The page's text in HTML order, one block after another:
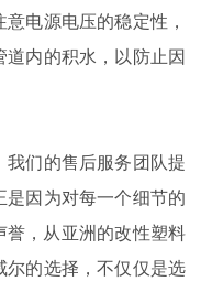
电源电压的稳定性，
内的积水，以防止因
们的售后服务团队提
因为对每一个细节的
誉，从亚洲的改性塑料
的选择，不仅仅是选